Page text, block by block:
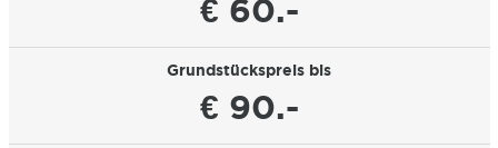
€ 60.-
Grundstückspreis bis
€ 90.-